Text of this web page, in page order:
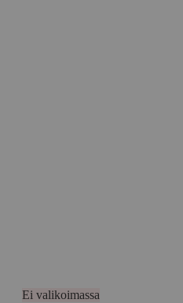
Ei valikoimassa